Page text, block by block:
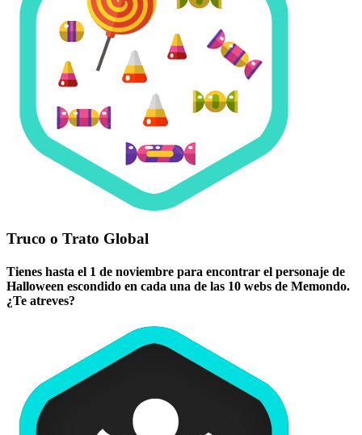
Truco o Trato Global
Tienes hasta el 1 de noviembre para encontrar el personaje de
Halloween escondido en cada una de las 10 webs de Memondo.
¿Te atreves?